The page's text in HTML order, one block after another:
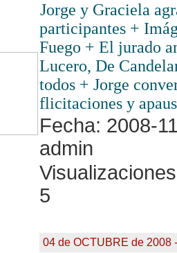
Jorge y Graciela
participantes +
Fuego + El jurado
Lucero, De
todos + Jorge
flicitaciones y
Fecha: 2008-
admin
5
04 de OCTUBRE de 2008